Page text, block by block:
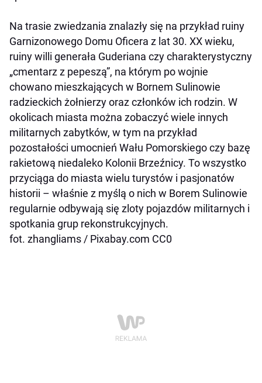
Na trasie zwiedzania znalazły się na przykład ruiny
Garnizonowego Domu Oficera z lat 30. XX wieku,
ruiny willi generała Guderiana czy charakterystyczny
„cmentarz z pepeszą”, na którym po wojnie
chowano mieszkających w Bornem Sulinowie
radzieckich żołnierzy oraz członków ich rodzin. W
okolicach miasta można zobaczyć wiele innych
militarnych zabytków, w tym na przykład
pozostałości umocnień Wału Pomorskiego czy bazę
rakietową niedaleko Kolonii Brzeźnicy. To wszystko
przyciąga do miasta wielu turystów i pasjonatów
historii – właśnie z myślą o nich w Borem Sulinowie
regularnie odbywają się zloty pojazdów militarnych i
spotkania grup rekonstrukcyjnych.
fot. zhangliams / Pixabay.com CC0